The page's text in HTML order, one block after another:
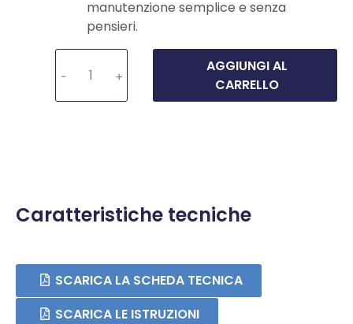
manutenzione semplice e senza
pensieri.
- +
AGGIUNGI AL
CARRELLO
Caratteristiche tecniche
SCARICA LA SCHEDA TECNICA
SCARICA LE ISTRUZIONI